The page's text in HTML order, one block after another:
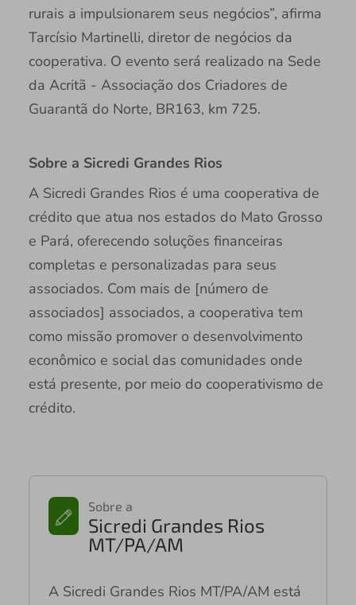
rurais a impulsionarem seus negócios”, afirma
Tarcísio Martinelli, diretor de negócios da
cooperativa. O evento será realizado na Sede
da Acritã - Associação dos Criadores de
Guarantã do Norte, BR163, km 725.
Sobre a Sicredi Grandes Rios
A Sicredi Grandes Rios é uma cooperativa de
crédito que atua nos estados do Mato Grosso
e Pará, oferecendo soluções financeiras
completas e personalizadas para seus
associados. Com mais de [número de
associados] associados, a cooperativa tem
como missão promover o desenvolvimento
econômico e social das comunidades onde
está presente, por meio do cooperativismo de
crédito.
Sobre a
Sicredi Grandes Rios
MT/PA/AM
A Sicredi Grandes Rios MT/PA/AM está